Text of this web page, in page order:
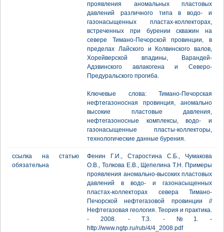
проявления аномальных пластовых
давлений различного типа в водо- и
газонасыщенных пластах-коллекторах,
встреченных при бурении скважин на
севере Тимано-Печорской провинции, в
пределах Лайского и Колвинского валов,
Хорейверской впадины, Варандей-
Адзвинского авлакогена и Северо-
Предуральского прогиба.
Ключевые слова: Тимано-Печорская
нефтегазоносная провинция, аномально
высокие пластовые давления,
нефтегазоносные комплексы, водо- и
газонасыщенные пласты-коллекторы,
технологические данные бурения.
ссылка на статью
обязательна
Фенин Г.И., Старостина С.Б., Чумакова
О.В., Толкова Е.В., Щепелина Т.Н. Примеры
проявления аномально-высоких пластовых
давлений в водо- и газонасыщенных
пластах-коллекторах севера Тимано-
Печорской нефтегазовой провинции //
Нефтегазовая геология. Теория и практика.
- 2008. - Т.3. - №1. -
http://www.ngtp.ru/rub/4/4_2008.pdf